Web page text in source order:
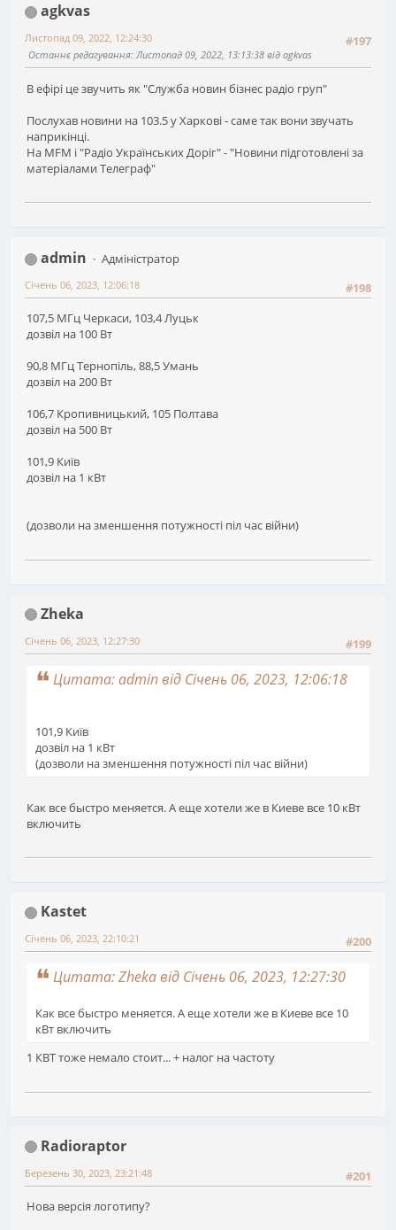
agkvas
#197
Листопад 09, 2022, 12:24:30
Останнє редагування: Листопад 09, 2022, 13:13:38 від agkvas
В ефірі це звучить як "Служба новин бізнес радіо груп"
Послухав новини на 103.5 у Харкові - саме так вони звучать
наприкінці.
На MFM і "Радіо Українських Доріг" - "Новини підготовлені за
матеріалами Телеграф"
admin
Адміністратор
#198
Січень 06, 2023, 12:06:18
107,5 МГц Черкаси, 103,4 Луцьк
дозвіл на 100 Вт
90,8 МГц Тернопіль, 88,5 Умань
дозвіл на 200 Вт
106,7 Кропивницький, 105 Полтава
дозвіл на 500 Вт
101,9 Київ
дозвіл на 1 кВт
(дозволи на зменшення потужності піл час війни)
Zheka
#199
Січень 06, 2023, 12:27:30
Цитата: admin від Січень 06, 2023, 12:06:18
101,9 Київ
дозвіл на 1 кВт
(дозволи на зменшення потужності піл час війни)
Как все быстро меняется. А еще хотели же в Киеве все 10 кВт
включить
Kastet
#200
Січень 06, 2023, 22:10:21
Цитата: Zheka від Січень 06, 2023, 12:27:30
Как все быстро меняется. А еще хотели же в Киеве все 10
кВт включить
1 КВТ тоже немало стоит... + налог на частоту
Radioraptor
#201
Березень 30, 2023, 23:21:48
Нова версія логотипу?